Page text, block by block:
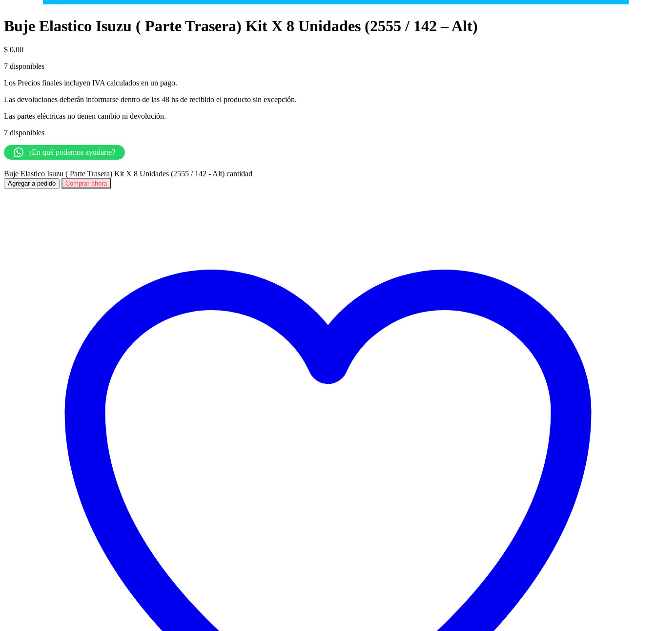
Buje Elastico Isuzu ( Parte Trasera) Kit X 8 Unidades (2555 / 142 – Alt)
$ 0,00
7 disponibles
Los Precios finales incluyen IVA calculados en un pago.
Las devoluciones deberán informarse dentro de las 48 hs de recibido el producto sin excepción.
Las partes eléctricas no tienen cambio ni devolución.
7 disponibles
¿En qué podemos ayudarte?
Buje Elastico Isuzu ( Parte Trasera) Kit X 8 Unidades (2555 / 142 - Alt) cantidad
Agregar a pedido Comprar ahora